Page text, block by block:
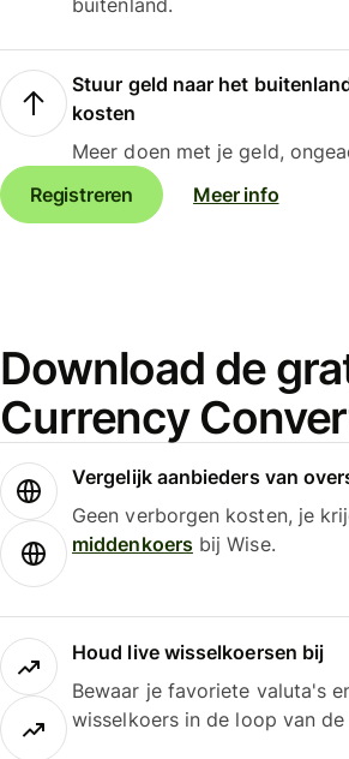
buitenland.
Stuur geld naar het
kosten
Meer doen met je geld,
Registreren
Meer info
Download de
Currency
Vergelijk aanbieders van
Geen verborgen kosten, je
middenkoersbij Wise.
Houd live wisselkoersen bij
Bewaar je favoriete valuta's
wisselkoers in de loop van